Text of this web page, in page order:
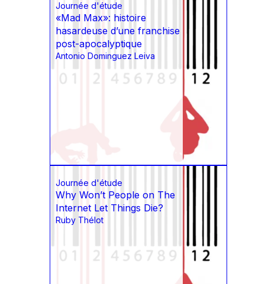
Journée d'étude
«Mad Max»: histoire
hasardeuse d’une franchise
post-apocalyptique
Antonio Dominguez Leiva
Journée d'étude
Why Won’t People on The
Internet Let Things Die?
Ruby Thélot